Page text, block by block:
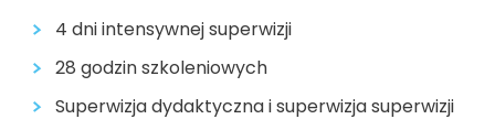
4 dni intensywnej superwizji
28 godzin szkoleniowych
Superwizja dydaktyczna i superwizja superwizji